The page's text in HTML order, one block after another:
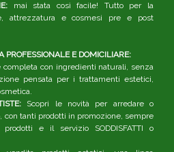
mai stata così facile! Tutto per la
attrezzatura e cosmesi pre e post
PROFESSIONALE E DOMICILIARE:
completa con ingredienti naturali, senza
pensata per i trattamenti estetici,
Scopri le novità per arredare o
con tanti prodotti in promozione, sempre
e il servizio SODDISFATTI o